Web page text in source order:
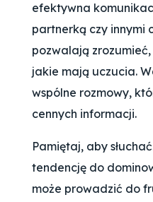
efektywna
partnerką czy innymi
pozwalają
jakie mają uczucia.
wspólne rozmowy,
cennych informacji.
Pamiętaj, aby
tendencję do
może prowadzić do